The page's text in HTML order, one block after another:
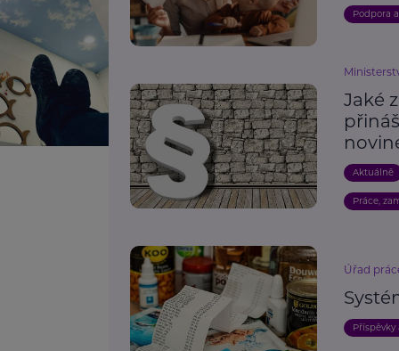
Podpora
Jaké
Aktuálně
Práce,
Úřad
Příspěvky